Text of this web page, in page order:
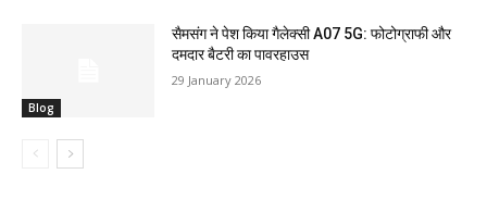
Blog
सैमसंग ने पेश किया गैलेक्सी A07 5G: फोटोग्राफी और
दमदार बैटरी का पावरहाउस
29 January 2026